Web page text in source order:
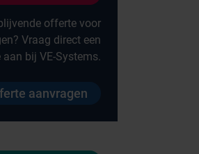
offerte voor
Vraag direct een
bij VE-Systems.
aanvragen